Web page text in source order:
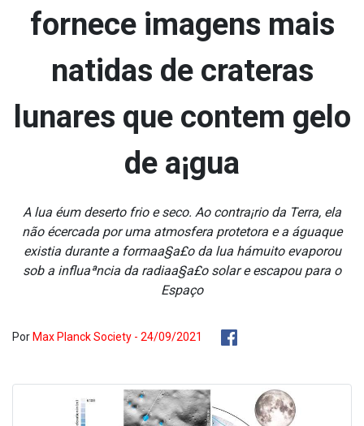
fornece imagens mais
na­tidas de crateras
lunares que contem gelo
de a¡gua
A lua éum deserto frio e seco. Ao contra¡rio da Terra, ela
não écercada por uma atmosfera protetora e a águaque
existia durante a formaa§a£o da lua hámuito evaporou
sob a influaªncia da radiaa§a£o solar e escapou para o
Espaço
Por Max Planck Society - 24/09/2021